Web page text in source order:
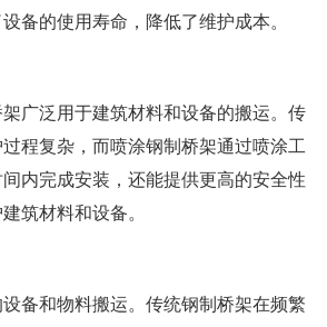
备的使用寿命，降低了维护成本。
广泛用于建筑材料和设备的搬运。传
程复杂，而喷涂钢制桥架通过喷涂工
内完成安装，还能提供更高的安全性
筑材料和设备。
备和物料搬运。传统钢制桥架在频繁